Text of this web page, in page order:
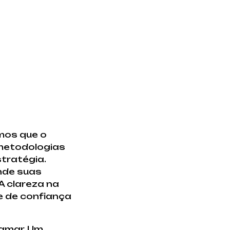
que o
suas
clareza na
de confiança